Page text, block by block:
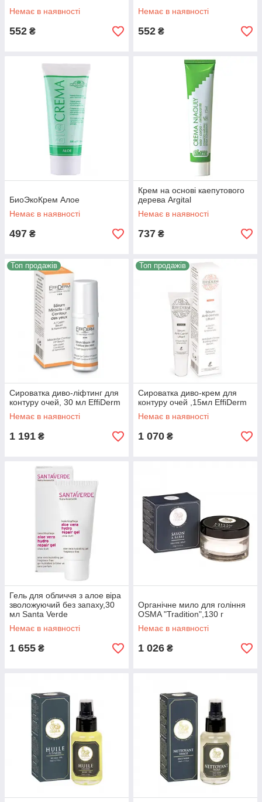
Немає в наявності
552 ₴
Немає в наявності
552 ₴
БиоЭкоКрем Алое
Немає в наявності
497 ₴
Крем на основі каепутового
дерева Argital
Немає в наявності
737 ₴
Топ продажів
Сироватка диво-ліфтинг для
контуру очей, 30 мл EffiDerm
Немає в наявності
1 191 ₴
Топ продажів
Сироватка диво-крем для
контуру очей ,15мл EffiDerm
Немає в наявності
1 070 ₴
Гель для обличчя з алое віра
зволожуючий без запаху,30
мл Santa Verde
Немає в наявності
1 655 ₴
Органічне мило для гоління
OSMA "Tradition",130 г
Немає в наявності
1 026 ₴